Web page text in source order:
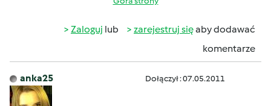
Zaloguj lub zarejestruj sięaby dodawać
komentarze
anka25 Dołączył : 07.05.2011